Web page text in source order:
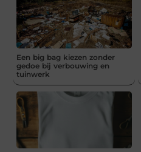
Een big bag kiezen zonder
gedoe bij verbouwing en
tuinwerk